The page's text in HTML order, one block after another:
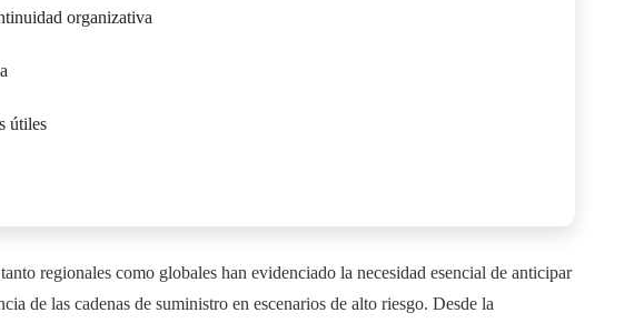
organizativa
útiles
regionales como globales han evidenciado la necesidad esencial de anticipar
de las cadenas de suministro en escenarios de alto riesgo. Desde la